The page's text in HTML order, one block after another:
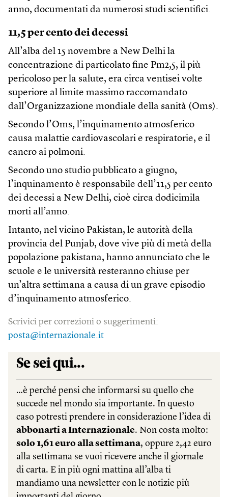
anno, documentati da numerosi studi scientifici.
11,5 per cento dei decessi
All’alba del 15 novembre a New Delhi la
concentrazione di particolato fine Pm2,5, il più
pericoloso per la salute, era circa ventisei volte
superiore al limite massimo raccomandato
dall’Organizzazione mondiale della sanità (Oms).
Secondo l’Oms, l’inquinamento atmosferico
causa malattie cardiovascolari e respiratorie, e il
cancro ai polmoni.
Secondo uno studio pubblicato a giugno,
l’inquinamento è responsabile dell’11,5 per cento
dei decessi a New Delhi, cioè circa dodicimila
morti all’anno.
Intanto, nel vicino Pakistan, le autorità della
provincia del Punjab, dove vive più di metà della
popolazione pakistana, hanno annunciato che le
scuole e le università resteranno chiuse per
un’altra settimana a causa di un grave episodio
d’inquinamento atmosferico.
Scrivici per correzioni o suggerimenti:
posta@internazionale.it